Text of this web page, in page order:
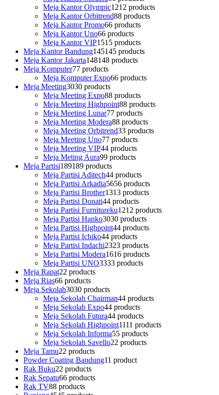
Meja Kantor Olympic1212 products
Meja Kantor Orbitrend88 products
Meja Kantor Promo66 products
Meja Kantor Uno66 products
Meja Kantor VIP1515 products
Meja Kantor Bandung145145 products
Meja Kantor Jakarta148148 products
Meja Komputer77 products
Meja Komputer Expo66 products
Meja Meeting3030 products
Meja Meeting Expo88 products
Meja Meeting Highpoint88 products
Meja Meeting Lunar77 products
Meja Meeting Modera88 products
Meja Meeting Orbitrend33 products
Meja Meeting Uno77 products
Meja Meeting VIP44 products
Meja Meting Aura99 products
Meja Partisi189189 products
Meja Partisi Aditech44 products
Meja Partisi Arkadia5656 products
Meja Partisi Brother1313 products
Meja Partisi Donati44 products
Meja Partisi Furnitureku1212 products
Meja Partisi Hanko3030 products
Meja Partisi Highpoint44 products
Meja Partisi Ichiko44 products
Meja Partisi Indachi2323 products
Meja Partisi Modera1616 products
Meja Partisi UNO3333 products
Meja Rapat22 products
Meja Rias66 products
Meja Sekolah3030 products
Meja Sekolah Chairman44 products
Meja Sekolah Expo44 products
Meja Sekolah Futura44 products
Meja Sekolah Highpoint1111 products
Meja Sekolah Informa55 products
Meja Sekolah Savello22 products
Meja Tamu22 products
Powder Coating Bandung11 product
Rak Buku22 products
Rak Sepatu66 products
Rak TV88 products